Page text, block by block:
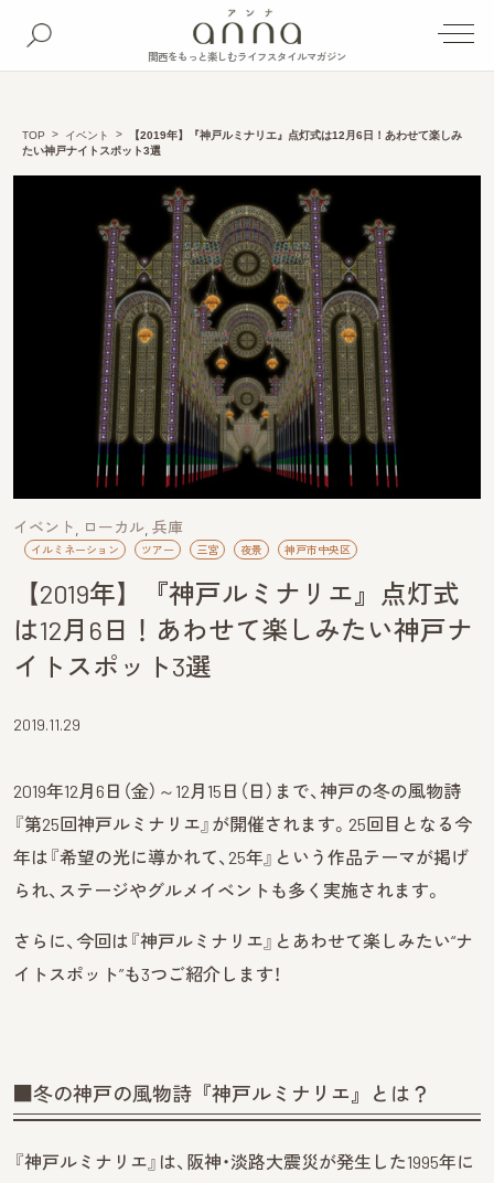
関西をもっと楽しむライフスタイルマガジン
TOP イベント
【2019年】『神戸ルミナリエ』点灯式は12月6日！あわせて楽しみ
たい神戸ナイトスポット3選
イベント ローカル 兵庫
イルミネーション ツアー 三宮 夜景 神戸市中央区
【2019年】『神戸ルミナリエ』点灯式
は12月6日！あわせて楽しみたい神戸ナ
イトスポット3選
2019.11.29
2019年12月6日（金）～12月15日（日）まで、神戸の冬の風物詩
『第25回神戸ルミナリエ』が開催されます。25回目となる今
年は『希望の光に導かれて、25年』という作品テーマが掲げ
られ、ステージやグルメイベントも多く実施されます。
さらに、今回は『神戸ルミナリエ』とあわせて楽しみたい“ナ
イトスポット”も3つご紹介します！
■冬の神戸の風物詩『神戸ルミナリエ』とは？
『神戸ルミナリエ』は、阪神・淡路大震災が発生した1995年に